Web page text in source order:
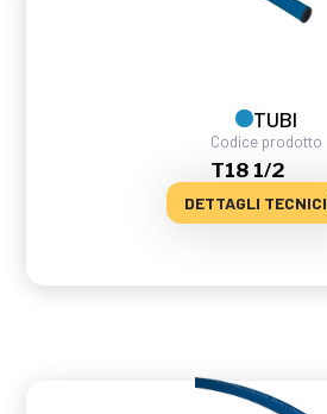
TUBI
Codice prodotto
T18 1/2
DETTAGLI TECNICI